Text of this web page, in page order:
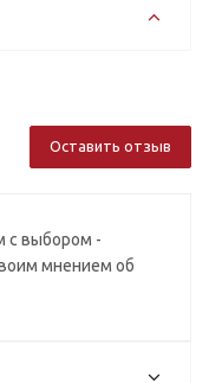
Оставить отзыв
с выбором -
мнением об